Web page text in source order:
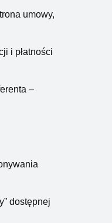
przy okazji
kultury.
umowy,
i płatności
–
dostępnej